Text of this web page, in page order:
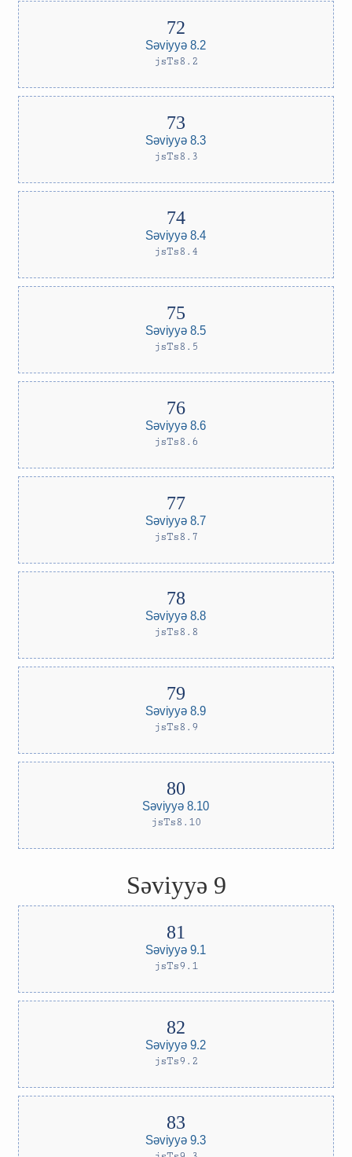
Səviyyə 8.2
jsTs8.2
Səviyyə 8.3
jsTs8.3
Səviyyə 8.4
jsTs8.4
Səviyyə 8.5
jsTs8.5
Səviyyə 8.6
jsTs8.6
Səviyyə 8.7
jsTs8.7
Səviyyə 8.8
jsTs8.8
Səviyyə 8.9
jsTs8.9
Səviyyə 8.10
jsTs8.10
Səviyyə 9
Səviyyə 9.1
jsTs9.1
Səviyyə 9.2
jsTs9.2
Səviyyə 9.3